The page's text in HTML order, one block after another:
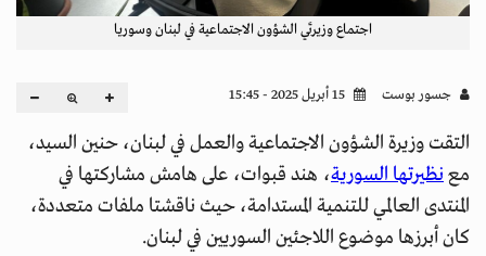
اجتماع وزيرتَي الشؤون الاجتماعية في لبنان وسوريا
جسور بوست
التقت وزيرة الشؤون الاجتماعية والعمل في لبنان، حنين السيد،
معنظيرتها السورية، هند قبوات، على هامش مشاركتها في
المنتدى العالمي للتنمية المستدامة، حيث ناقشتا ملفات متعددة،
كان أبرزها موضوع اللاجئين السوريين في لبنان.